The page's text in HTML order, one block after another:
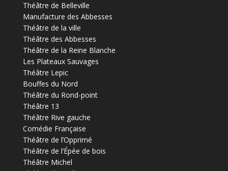
Théâtre de Belleville
Manufacture des Abbesses
Théâtre de la ville
Théâtre des Abbesses
Théâtre de la Reine Blanche
Les Plateaux Sauvages
Théâtre Lepic
Bouffes du Nord
Théâtre du Rond-point
Théâtre 13
Théâtre Rive gauche
Comédie Française
Théâtre de l’Opprimé
Théâtre de l’Épée de bois
Théâtre Michel